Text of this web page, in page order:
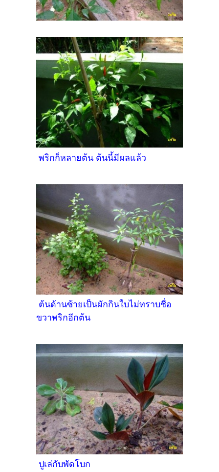
พริกก็หลายต้น ต้นนี้มีผลแล้ว
ต้นด้านซ้ายเป็นผักกินใบไม่ทราบชื่อ
ขวาพริกอีกต้น
ปูเล่กับพัดโบก